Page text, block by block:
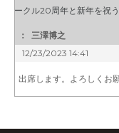
ークル20周年と新年を祝
：
三澤博之
12/23/2023 14:41
出席します。よろしくお